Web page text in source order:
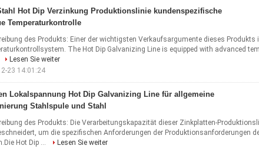
Hot Dip Verzinkung Produktionslinie kundenspezifische
Temperaturkontrolle
des Produkts: Einer der wichtigsten Verkaufsargumente dieses Produkts
The Hot Dip Galvanizing Line is equipped with advanced
Lesen Sie weiter
23 14:01:24
Lokalspannung Hot Dip Galvanizing Line für allgemeine
Stahlspule und Stahl
des Produkts: Die Verarbeitungskapazität dieser Zinkplatten-
um die spezifischen Anforderungen der Produktionsanforderungen
Hot Dip ...
Lesen Sie weiter